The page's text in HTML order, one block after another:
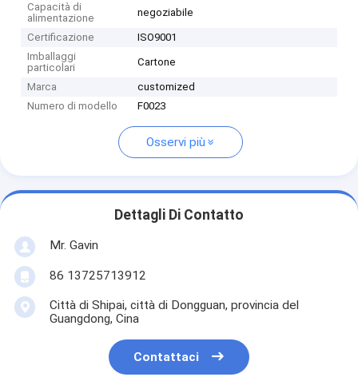
Capacità di
alimentazione
negoziabile
Certificazione
ISO9001
Imballaggi
particolari
Cartone
Marca
customized
Numero di modello
F0023
Osservi più
Dettagli Di Contatto
Mr. Gavin
86 13725713912
Città di Shipai, città di Dongguan, provincia del
Guangdong, Cina
Contattaci